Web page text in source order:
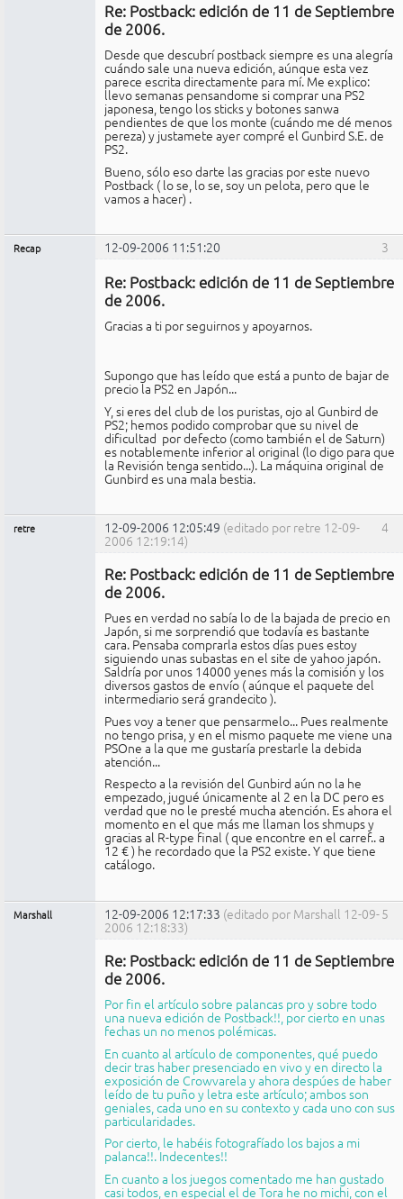
Re: Postback: edición de 11 de Septiembre
de 2006.
Desde que descubrí postback siempre es una alegría
cuándo sale una nueva edición, aúnque esta vez
parece escrita directamente para mí. Me explico:
llevo semanas pensandome si comprar una PS2
japonesa, tengo los sticks y botones sanwa
pendientes de que los monte (cuándo me dé menos
pereza) y justamete ayer compré el Gunbird S.E. de
PS2.
Bueno, sólo eso darte las gracias por este nuevo
Postback ( lo se, lo se, soy un pelota, pero que le
vamos a hacer) .
3
Recap 12-09-2006 11:51:20
Re: Postback: edición de 11 de Septiembre
de 2006.
Gracias a ti por seguirnos y apoyarnos.
Supongo que has leído que está a punto de bajar de
precio la PS2 en Japón...
Y, si eres del club de los puristas, ojo al Gunbird de
PS2; hemos podido comprobar que su nivel de
dificultad por defecto (como también el de Saturn)
es notablemente inferior al original (lo digo para que
la Revisión tenga sentido...). La máquina original de
Gunbird es una mala bestia.
4
retre 12-09-2006 12:05:49 (editado por retre 12-09-
2006 12:19:14)
Re: Postback: edición de 11 de Septiembre
de 2006.
Pues en verdad no sabía lo de la bajada de precio en
Japón, si me sorprendió que todavía es bastante
cara. Pensaba comprarla estos días pues estoy
siguiendo unas subastas en el site de yahoo japón.
Saldría por unos 14000 yenes más la comisión y los
diversos gastos de envío ( aúnque el paquete del
intermediario será grandecito ).
Pues voy a tener que pensarmelo... Pues realmente
no tengo prisa, y en el mismo paquete me viene una
PSOne a la que me gustaría prestarle la debida
atención...
Respecto a la revisión del Gunbird aún no la he
empezado, jugué únicamente al 2 en la DC pero es
verdad que no le presté mucha atención. Es ahora el
momento en el que más me llaman los shmups y
gracias al R-type final ( que encontre en el carref.. a
12 € ) he recordado que la PS2 existe. Y que tiene
catálogo.
5
Marshall 12-09-2006 12:17:33 (editado por Marshall 12-09-
2006 12:18:33)
Re: Postback: edición de 11 de Septiembre
de 2006.
Por fin el artículo sobre palancas pro y sobre todo
una nueva edición de Postback!!, por cierto en unas
fechas un no menos polémicas.
En cuanto al artículo de componentes, qué puedo
decir tras haber presenciado en vivo y en directo la
exposición de Crowvarela y ahora despúes de haber
leído de tu puño y letra este artículo; ambos son
geniales, cada uno en su contexto y cada uno con sus
particularidades.
Por cierto, le habéis fotografíado los bajos a mi
palanca!!. Indecentes!!
En cuanto a los juegos comentado me han gustado
casi todos, en especial el de Tora he no michi, con el